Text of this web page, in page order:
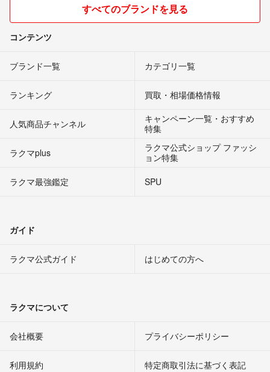
すべてのブランドを見る
コンテンツ
ブランド一覧 カテゴリ一覧
ランキング 買取・相場価格情報
人気商品チャンネル
キャンペーン一覧・おすすめ
特集
ラクマplus
ラクマ公式ショップ ファッシ
ョン特集
ラクマ最強鑑定
SPU
ガイド
ラクマ公式ガイド はじめての方へ
ラクマについて
会社概要 プライバシーポリシー
利用規約 特定商取引法に基づく表記